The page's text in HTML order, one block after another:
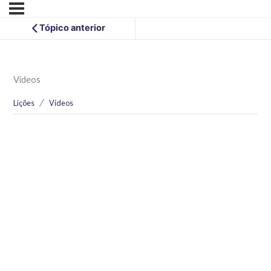
Tópico anterior
Vídeos
Lições Vídeos